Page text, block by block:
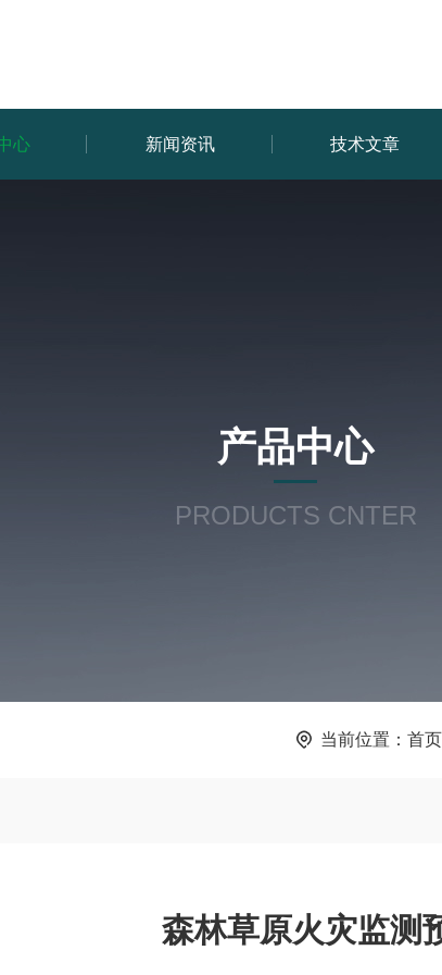
心 新闻资讯 技术文章
产品中心
PRODUCTS CNTER
当前位置： 首页
森林草原火灾监测